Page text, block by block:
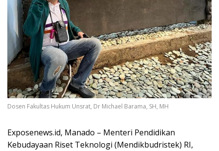
Dosen Fakultas Hukum Unsrat, Dr Michael Barama, SH, MH
Exposenews.id, Manado – Menteri Pendidikan
Kebudayaan Riset Teknologi (Mendikbudristek) RI,